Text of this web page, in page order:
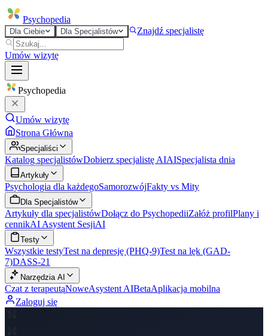
Psychopedia
Dla Ciebie Dla Specjalistów Znajdź specjalistę
Umów wizytę
Psychopedia
Umów wizytę
Strona Główna
Specjaliści
Katalog specjalistówDobierz specjalistę AIAISpecjalista dnia
Artykuły
Psychologia dla każdegoSamorozwójFakty vs Mity
Dla Specjalistów
Artykuły dla specjalistówDołącz do PsychopediiZałóż profilPlany i
cennikAI Asystent SesjiAI
Testy
Wszystkie testyTest na depresję (PHQ-9)Test na lęk (GAD-
7)DASS-21
Narzędzia AI
Czat z terapeutąNoweAsystent AIBetaAplikacja mobilna
Zaloguj się